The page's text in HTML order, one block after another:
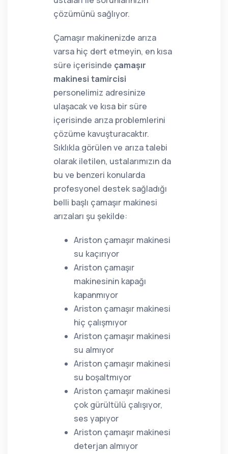
çözümünü sağlıyor.
Çamaşır makinenizde arıza
varsa hiç dert etmeyin, en kısa
süre içerisinde çamaşır
makinesi tamircisi
personelimiz adresinize
ulaşacak ve kısa bir süre
içerisinde arıza problemlerini
çözüme kavuşturacaktır.
Sıklıkla görülen ve arıza talebi
olarak iletilen, ustalarımızın da
bu ve benzeri konularda
profesyonel destek sağladığı
belli başlı çamaşır makinesi
arızaları şu şekilde:
Ariston çamaşır makinesi
su kaçırıyor
Ariston çamaşır
makinesinin kapağı
kapanmıyor
Ariston çamaşır makinesi
hiç çalışmıyor
Ariston çamaşır makinesi
su almıyor
Ariston çamaşır makinesi
su boşaltmıyor
Ariston çamaşır makinesi
çok gürültülü çalışıyor,
ses yapıyor
Ariston çamaşır makinesi
deterjan almıyor